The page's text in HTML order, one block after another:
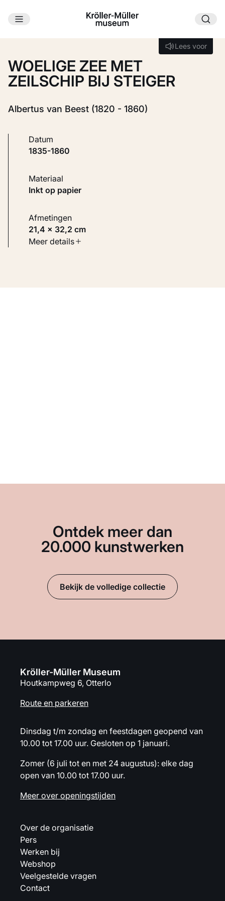
Ga naar hoofdinhoud
Lees voor
Lees voor
WOELIGE ZEE MET
ZEILSCHIP BIJ STEIGER
Albertus van Beest (1820 - 1860)
Datum
1835-1860
Materiaal
Inkt op papier
Afmetingen
21,4 × 32,2 cm
Soort werk
Meer details
Ontdek meer dan
20.000 kunstwerken
Bekijk de volledige collectie
Kröller-Müller Museum
Houtkampweg 6, Otterlo
Route en parkeren
Dinsdag t/m zondag en feestdagen geopend van
10.00 tot 17.00 uur. Gesloten op 1 januari.
Zomer (6 juli tot en met 24 augustus): elke dag
open van 10.00 tot 17.00 uur.
Meer over openingstijden
Over de organisatie
Pers
Werken bij
Webshop
Veelgestelde vragen
Contact